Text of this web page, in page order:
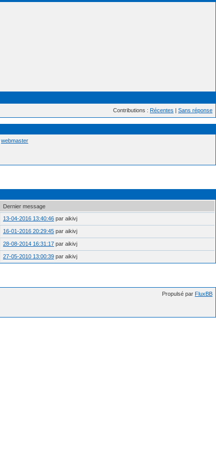
Contributions : Récentes | Sans réponse
webmaster
Dernier message
13-04-2016 13:40:46 par aikivj
16-01-2016 20:29:45 par aikivj
28-08-2014 16:31:17 par aikivj
27-05-2010 13:00:39 par aikivj
Propulsé par FluxBB